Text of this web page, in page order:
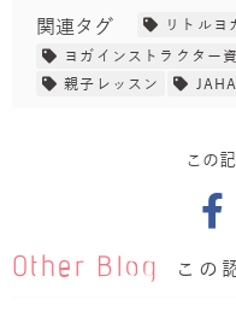
関連タグ リトルヨ
ヨガインストラクター
親子レッスン
JAHA
この
Other Blog この